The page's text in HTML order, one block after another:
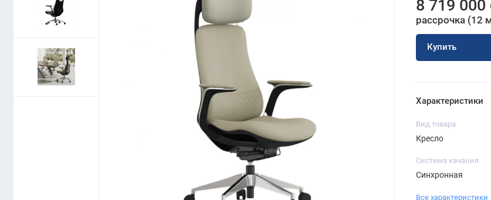
8 719 000
рассрочка (12
Купить
Характеристики
Вид товара
Кресло
Система качания
Синхронная
Все характеристики